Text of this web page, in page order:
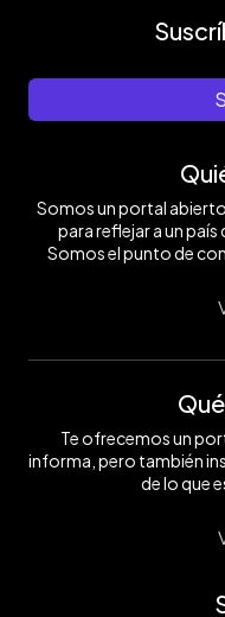
Somos un portal
para reflejar a un país
Somos el punto de
Te ofrecemos un
informa, pero también
de lo que